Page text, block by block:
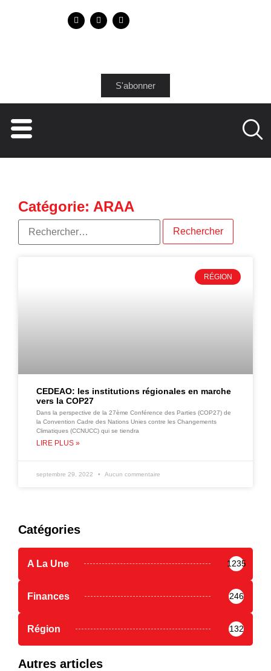
S'abonner
Catégorie: ARAA
RÉGION
CEDEAO: les institutions régionales en marche
vers la COP27
Dans la perspective de la 27ème Conférence des Parties (COP27) de
la Convention Cadre des Nations Unies contre les Changements
Climatiques (CCNUCC) qui se tiendra
LIRE PLUS »
septembre 29, 2022 Aucun commentaire
Catégories
A La Une 1235
Finances 246
Région 132
Autres articles